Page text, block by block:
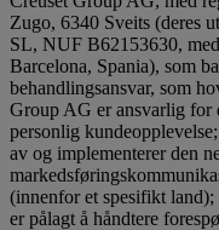
Zugo, 6340 Sveits (deres
SL, NUF B62153630,
Barcelona, Spania), som
behandlingsansvar, som
Group AG er ansvarlig for
personlig
av og implementerer den
(innenfor et spesifikt land);
er pålagt å håndtere